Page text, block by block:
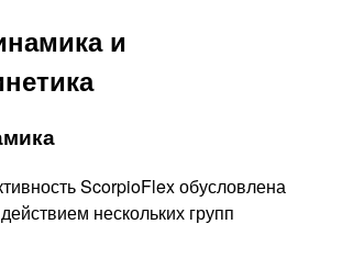
и
ScorpioFlex обусловлена
нескольких групп